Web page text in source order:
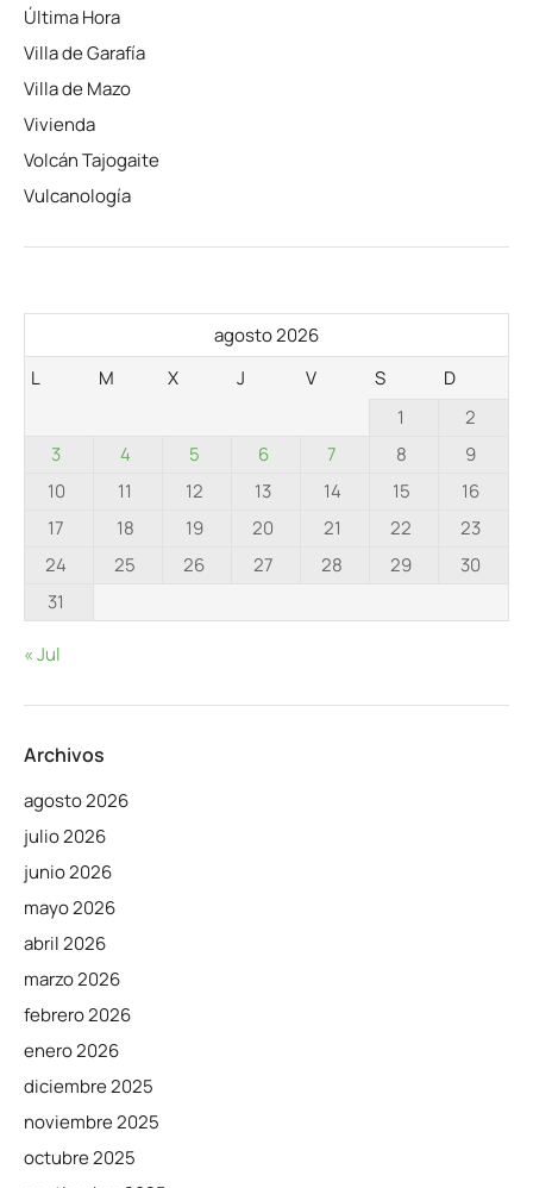
Última Hora
Villa de Garafía
Villa de Mazo
Vivienda
Volcán Tajogaite
Vulcanología
agosto 2026
L
M X J V S
D
1
2
3
4 5 6 7 8
9
10
11 12 13 14 15
16
17
18 19 20 21 22
23
24
25 26 27 28 29
30
31
« Jul
Archivos
agosto 2026
julio 2026
junio 2026
mayo 2026
abril 2026
marzo 2026
febrero 2026
enero 2026
diciembre 2025
noviembre 2025
octubre 2025